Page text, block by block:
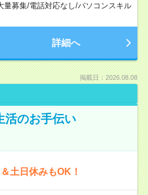
量募集/電話対応なし/パソコンスキル
詳細へ
掲載日：2026.08.08
活のお手伝い
土日休みもOK！